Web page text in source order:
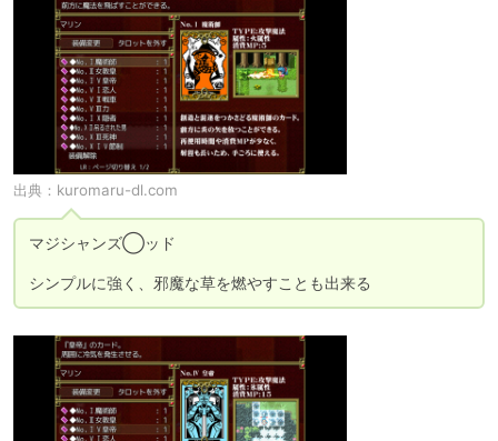
出典： kuromaru-dl.com
マジシャンズ◯ッド
シンプルに強く、邪魔な草を燃やすことも出来る